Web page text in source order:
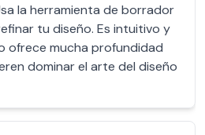
la herramienta de borrador
tu diseño. Es intuitivo y
ofrece mucha profundidad
dominar el arte del diseño